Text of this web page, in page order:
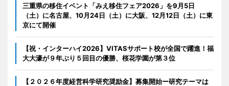
三重県の移住イベント「みえ移住フェア2026」を9月5日
（土）に名古屋、10月24日（土）に大阪、12月12日（土）に東
京にて開催
【祝・インターハイ2026】VITASサポート校が全国で躍進！福
大大濠が９年ぶり５回目の優勝、桜花学園が第３位
【２０２６年度経営科学研究奨励金】募集開始ー研究テーマは